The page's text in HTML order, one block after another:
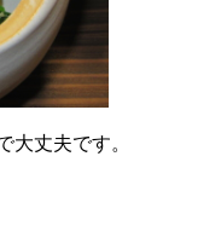
大丈夫です。